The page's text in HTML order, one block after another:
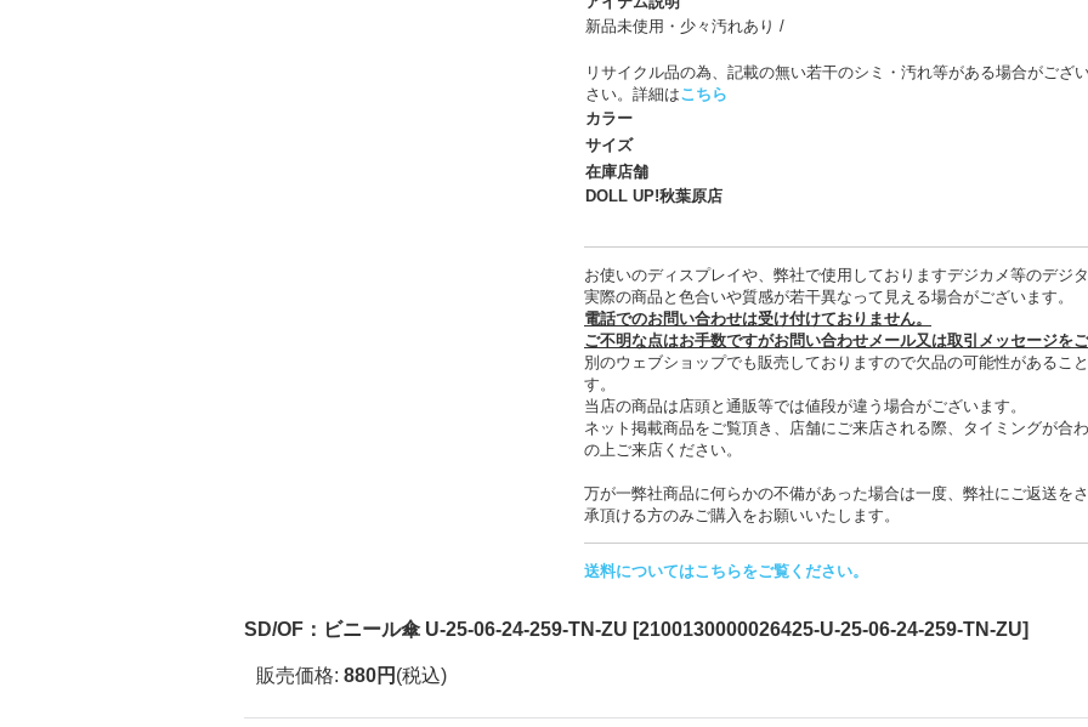
新品未使用・少々汚れあり /
リサイクル品の為、記載の無い若干のシミ・汚れ等がある場合がござ
さい。詳細はこちら
カラー
サイズ
在庫店舗
DOLL UP!秋葉原店
お使いのディスプレイや、弊社で使用しておりますデジカメ等のデジ
実際の商品と色合いや質感が若干異なって見える場合がございます。
電話でのお問い合わせは受け付けておりません。
ご不明な点はお手数ですがお問い合わせメール又は取引メッセージをご
別のウェブショップでも販売しておりますので欠品の可能性があるこ
す。
当店の商品は店頭と通販等では値段が違う場合がございます。
ネット掲載商品をご覧頂き、店舗にご来店される際、タイミングが合
の上ご来店ください。
万が一弊社商品に何らかの不備があった場合は一度、弊社にご返送を
承頂ける方のみご購入をお願いいたします。
送料についてはこちらをご覧ください。
SD/OF：ビニール傘 U-25-06-24-259-TN-ZU [2100130000026425-U-25-06-24-259-TN-ZU]
販売価格: 880円 (税込)